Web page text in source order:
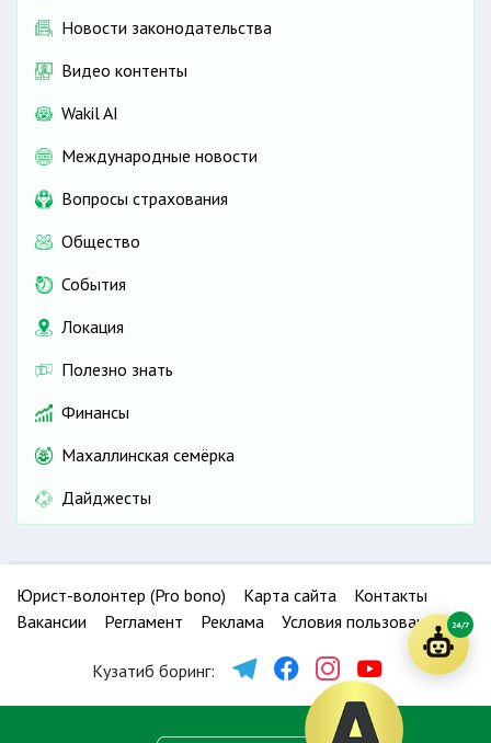
Новости законодательства
Видео контенты
Wakil AI
Международные новости
Вопросы страхования
Общество
События
Локация
Полезно знать
Финансы
Махаллинская семёрка
Дайджесты
Юрист-волонтер (Pro bono) Карта сайта
Контакты
Вакансии
Регламент Реклама Условия пользования
Кузатиб боринг:
24/7